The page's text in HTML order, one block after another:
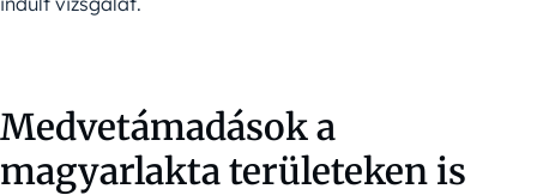
Medvetámadások a
magyarlakta területeken is